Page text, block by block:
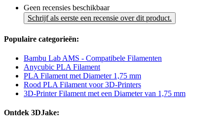
Geen recensies beschikbaar
Schrijf als eerste een recensie over dit product.
Populaire categorieën:
Bambu Lab AMS - Compatibele Filamenten
Anycubic PLA Filament
PLA Filament met Diameter 1,75 mm
Rood PLA Filament voor 3D-Printers
3D-Printer Filament met een Diameter van 1,75 mm
Ontdek 3DJake: